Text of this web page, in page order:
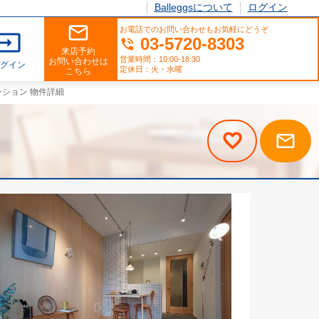
Balleggsについて ログイン
mail_outline
来店予約
お問い合わせは
こちら
お電話でのお問い合わせもお気軽にどうぞ
phone_in_talk 03-5720-8303
営業時間：10:00-18:30
定休日：火・水曜
イン
ョン 物件詳細
mail_outline